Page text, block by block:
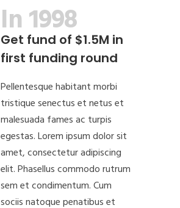
In 1998
Get fund of $1.5M in
first funding round
Pellentesque habitant morbi
tristique senectus et netus et
malesuada fames ac turpis
egestas. Lorem ipsum dolor sit
amet, consectetur adipiscing
elit. Phasellus commodo rutrum
sem et condimentum. Cum
sociis natoque penatibus et